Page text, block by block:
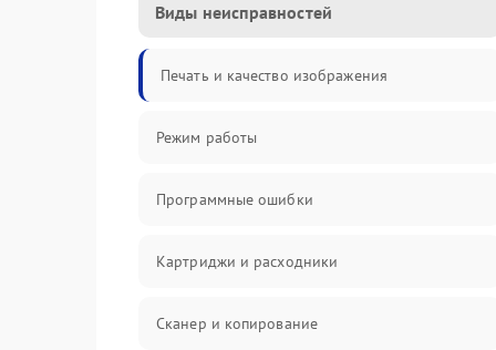
Виды неисправностей
Печать и качество изображения
Режим работы
Программные ошибки
Картриджи и расходники
Сканер и копирование